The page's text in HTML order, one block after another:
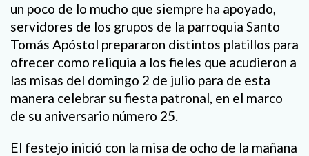
un poco de lo mucho que siempre ha apoyado,
servidores de los grupos de la parroquia Santo
Tomás Apóstol prepararon distintos platillos para
ofrecer como reliquia a los fieles que acudieron a
las misas del domingo 2 de julio para de esta
manera celebrar su fiesta patronal, en el marco
de su aniversario número 25.
El festejo inició con la misa de ocho de la mañana